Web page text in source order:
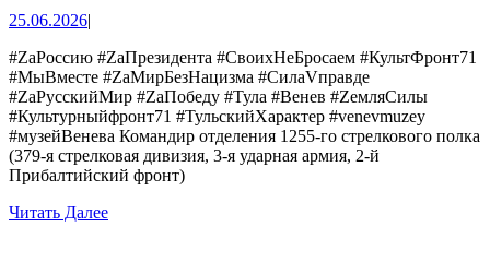
ГЕРОИ-
ЗЕМЛЯКИ:
⭐Клюкин
Павел
25.06.202625.06.2026
|
#ZаРоссию #ZаПрезидента #СвоихНеБросаем #КультФронт71
#МыВместе #ZaМирБезНацизма #СилаVправде
#ZaРусскийМир #ZaПобеду #Тула #Венев #ZемляСилы
#Культурныйфронт71 #ТульскийХарактер #venevmuzey
#музейВенева Командир отделения 1255-го стрелкового полка
(379-я стрелковая дивизия, 3-я ударная армия, 2-й
Прибалтийский фронт)
Читать ДалееЧитать